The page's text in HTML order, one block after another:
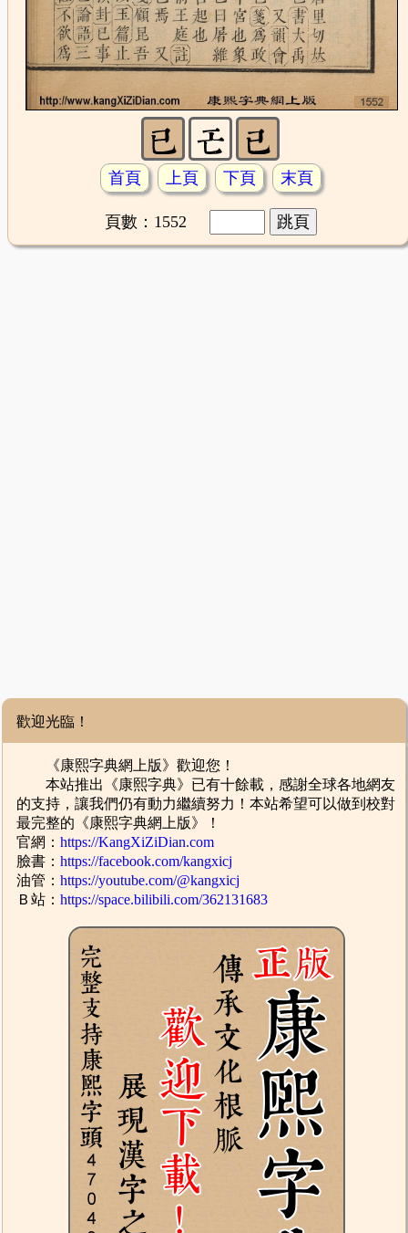
首頁 上頁 下頁 末頁
頁數：1552
歡迎光臨！
《康熙字典網上版》歡迎您！
本站推出《康熙字典》已有十餘載，感謝全球各地網友
的支持，讓我們仍有動力繼續努力！本站希望可以做到校對
最完整的《康熙字典網上版》！
官網：https://KangXiZiDian.com
臉書：https://facebook.com/kangxicj
油管：https://youtube.com/@kangxicj
Ｂ站：https://space.bilibili.com/362131683